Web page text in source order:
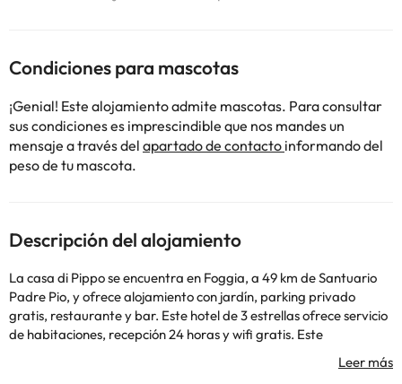
Condiciones para mascotas
¡Genial! Este alojamiento admite mascotas. Para consultar
sus condiciones es imprescindible que nos mandes un
mensaje a través del apartado de contacto informando del
peso de tu mascota.
Descripción del alojamiento
La casa di Pippo se encuentra en Foggia, a 49 km de Santuario
Padre Pio, y ofrece alojamiento con jardín, parking privado
gratis, restaurante y bar. Este hotel de 3 estrellas ofrece servicio
de habitaciones, recepción 24 horas y wifi gratis. Este